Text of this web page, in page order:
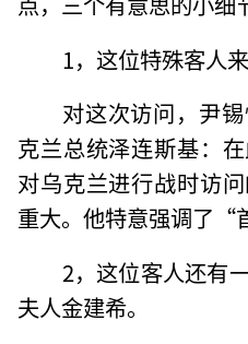
1，这位特殊客人
对这次访问，尹
克兰总统泽连斯基：
对乌克兰进行战时访
重大。他特意强调了“
2，这位客人还有
夫人金建希。